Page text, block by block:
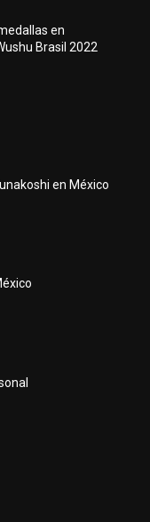
en
Brasil 2022
en México